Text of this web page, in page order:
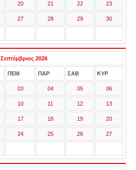
20 21 22 23
27 28 29 30
Σεπτέμβριος 2026
ΠΕΜ ΠΑΡ ΣΑΒ ΚΥΡ
03 04 05 06
10 11 12 13
17 18 19 20
24 25 26 27